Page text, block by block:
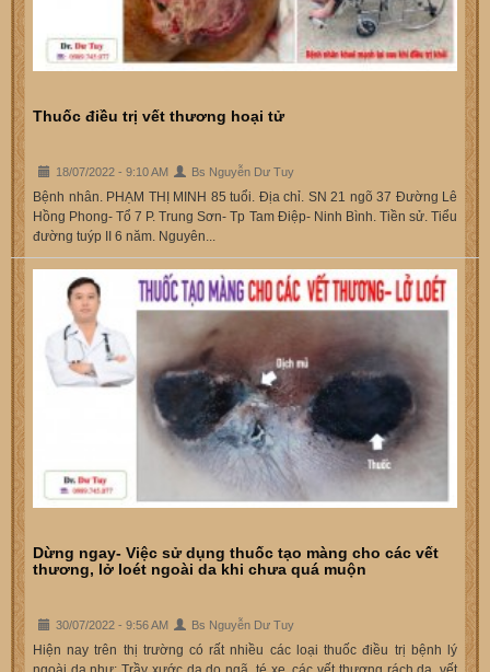
Thuốc điều trị vết thương hoại tử
18/07/2022 - 9:10 AM Bs Nguyễn Dư Tuy
Bệnh nhân. PHẠM THỊ MINH 85 tuổi. Địa chỉ. SN 21 ngõ 37 Đường Lê
Hồng Phong- Tổ 7 P. Trung Sơn- Tp Tam Điệp- Ninh Bình. Tiền sử. Tiểu
đường tuýp II 6 năm. Nguyên...
Dừng ngay- Việc sử dụng thuốc tạo màng cho các vết
thương, lở loét ngoài da khi chưa quá muộn
30/07/2022 - 9:56 AM Bs Nguyễn Dư Tuy
Hiện nay trên thị trường có rất nhiều các loại thuốc điều trị bệnh lý